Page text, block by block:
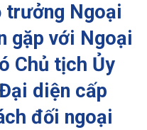
trưởng Ngoại
gặp với Ngoại
Chủ tịch Ủy
diện cấp
đối ngoại